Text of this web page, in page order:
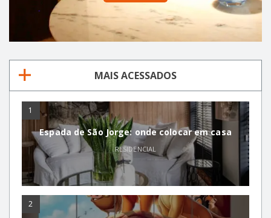
MAIS ACESSADOS
1
Espada de São Jorge: onde colocar em casa
RESIDENCIAL
2